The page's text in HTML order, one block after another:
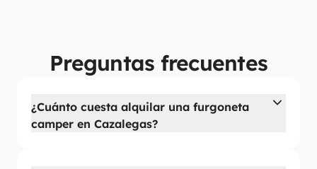
Preguntas frecuentes
¿Cuánto cuesta alquilar una furgoneta
camper en Cazalegas?